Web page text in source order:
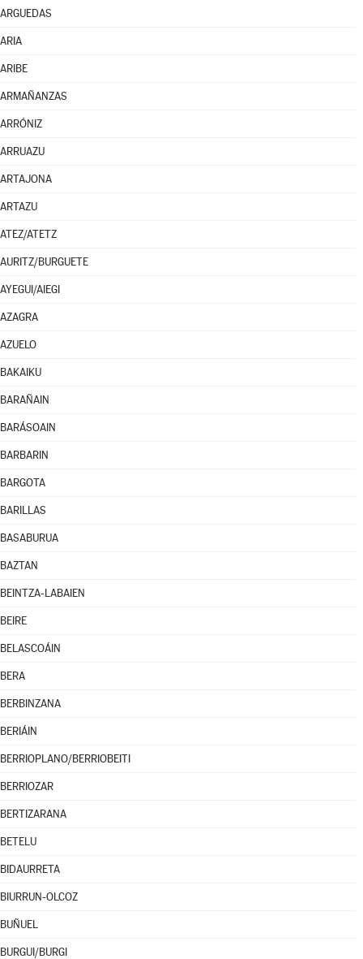
ARGUEDAS
ARIA
ARIBE
ARMAÑANZAS
ARRÓNIZ
ARRUAZU
ARTAJONA
ARTAZU
ATEZ/ATETZ
AURITZ/BURGUETE
AYEGUI/AIEGI
AZAGRA
AZUELO
BAKAIKU
BARAÑAIN
BARÁSOAIN
BARBARIN
BARGOTA
BARILLAS
BASABURUA
BAZTAN
BEINTZA-LABAIEN
BEIRE
BELASCOÁIN
BERA
BERBINZANA
BERIÁIN
BERRIOPLANO/BERRIOBEITI
BERRIOZAR
BERTIZARANA
BETELU
BIDAURRETA
BIURRUN-OLCOZ
BUÑUEL
BURGUI/BURGI